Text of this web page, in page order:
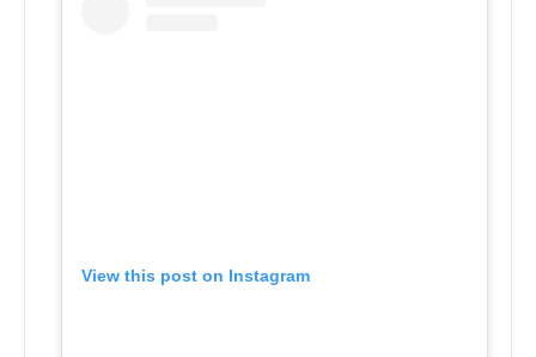
View this post on Instagram